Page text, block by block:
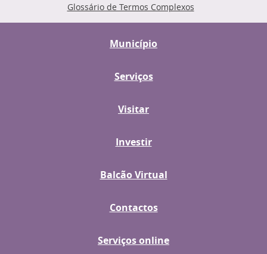
Glossário de Termos Complexos
Município
Serviços
Visitar
Investir
Balcão Virtual
Contactos
Serviços online